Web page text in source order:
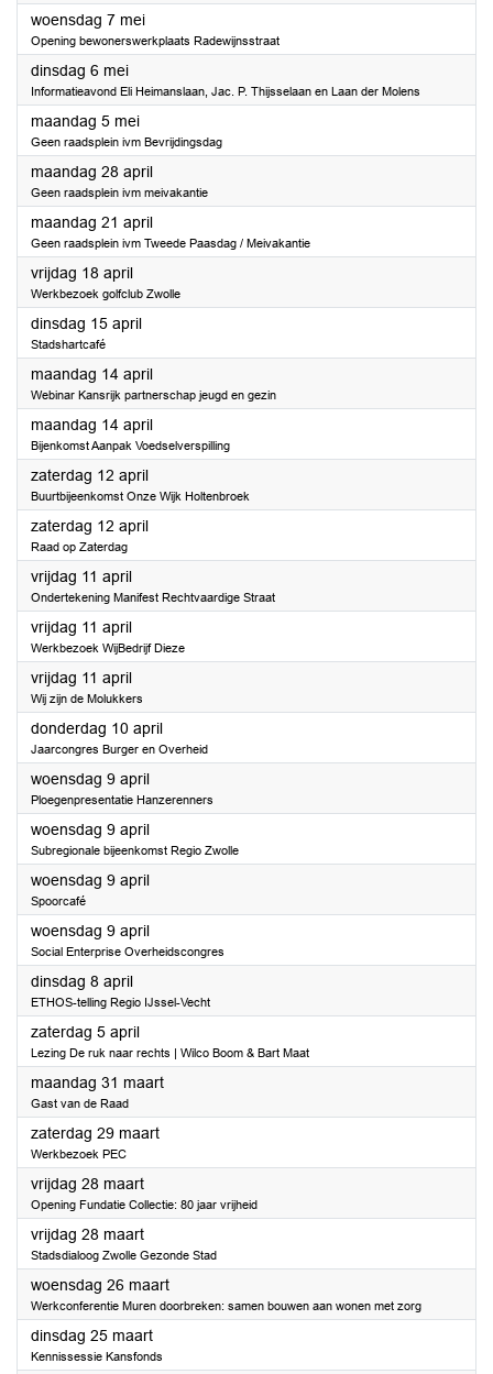
woensdag 7 mei2025
Opening bewonerswerkplaats Radewijnsstraat
dinsdag 6 mei2025
Informatieavond Eli Heimanslaan, Jac. P. Thijsselaan en Laan der Molens
maandag 5 mei2025
Geen raadsplein ivm Bevrijdingsdag
maandag 28 april2025
Geen raadsplein ivm meivakantie
maandag 21 april2025
Geen raadsplein ivm Tweede Paasdag / Meivakantie
vrijdag 18 april2025
Werkbezoek golfclub Zwolle
dinsdag 15 april2025
Stadshartcafé
maandag 14 april2025
Webinar Kansrijk partnerschap jeugd en gezin
maandag 14 april2025
Bijenkomst Aanpak Voedselverspilling
zaterdag 12 april2025
Buurtbijeenkomst Onze Wijk Holtenbroek
zaterdag 12 april2025
Raad op Zaterdag
vrijdag 11 april2025
Ondertekening Manifest Rechtvaardige Straat
vrijdag 11 april2025
Werkbezoek WijBedrijf Dieze
vrijdag 11 april2025
Wij zijn de Molukkers
donderdag 10 april2025
Jaarcongres Burger en Overheid
woensdag 9 april2025
Ploegenpresentatie Hanzerenners
woensdag 9 april2025
Subregionale bijeenkomst Regio Zwolle
woensdag 9 april2025
Spoorcafé
woensdag 9 april2025
Social Enterprise Overheidscongres
dinsdag 8 april2025
ETHOS-telling Regio IJssel-Vecht
zaterdag 5 april2025
Lezing De ruk naar rechts | Wilco Boom & Bart Maat
maandag 31 maart2025
Gast van de Raad
zaterdag 29 maart2025
Werkbezoek PEC
vrijdag 28 maart2025
Opening Fundatie Collectie: 80 jaar vrijheid
vrijdag 28 maart2025
Stadsdialoog Zwolle Gezonde Stad
woensdag 26 maart2025
Werkconferentie Muren doorbreken: samen bouwen aan wonen met zorg
dinsdag 25 maart2025
Kennissessie Kansfonds